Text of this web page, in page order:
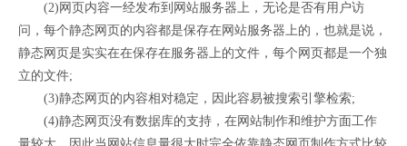
(2)网页内容一经发布到网站服务器上，无论是否有用户访
问，每个静态网页的内容都是保存在网站服务器上的，也就是说，
静态网页是实实在在保存在服务器上的文件，每个网页都是一个独
立的文件;
(3)静态网页的内容相对稳定，因此容易被搜索引擎检索;
(4)静态网页没有数据库的支持，在网站制作和维护方面工作